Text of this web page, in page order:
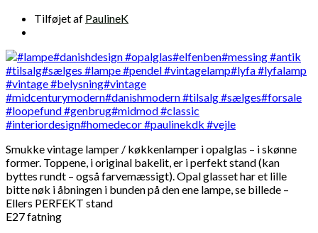
Tilføjet af PaulineK
Smukke vintage lamper / køkkenlamper i opalglas – i skønne
former. Toppene, i original bakelit, er i perfekt stand (kan
byttes rundt – også farvemæssigt). Opal glasset har et lille
bitte nøk i åbningen i bunden på den ene lampe, se billede –
Ellers PERFEKT stand
E27 fatning